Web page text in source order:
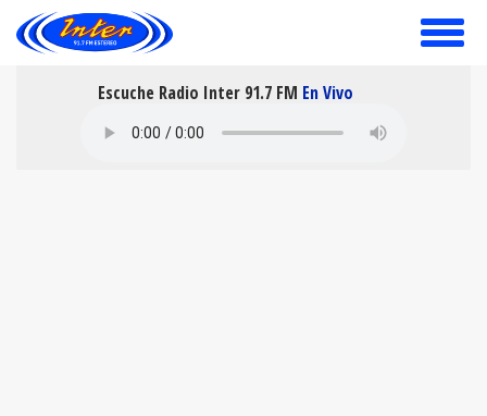
toggle
Escuche Radio Inter 91.7 FM En Vivo